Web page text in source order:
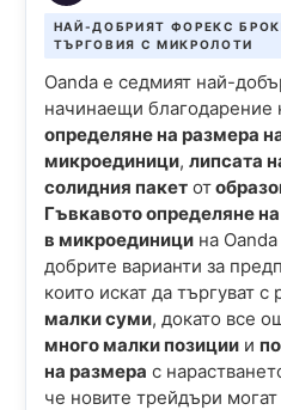
НАЙ-ДОБРИЯТ ФОРЕКС
ТЪРГОВИЯ С МИКРОЛОТИ
Oanda е седмият най-
начинаещи благодарение
определяне на размера
микроединици, липсата
солидния пакетот
Гъвкавото определяне
в микроединицина Oanda
добрите варианти за
които искат да търгуват с
малки суми, докато все
много малки позициии
на размера с
че новите трейдъри